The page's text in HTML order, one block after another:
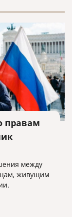
правам
между
живущим